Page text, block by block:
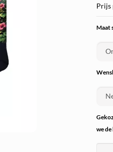
Prijs
Maat
we